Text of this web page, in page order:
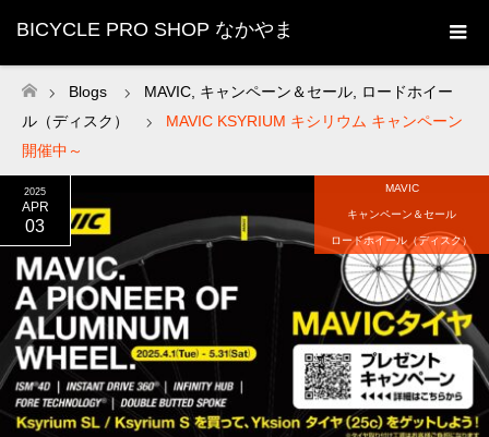
BICYCLE PRO SHOP なかやま
ホーム
Blogs MAVIC キャンペーン＆セール
ロードホイー
ル（ディスク）
MAVIC KSYRIUM キシリウム キャンペーン
開催中～
2025
APR
03
MAVIC
キャンペーン＆セール
ロードホイール（ディスク）